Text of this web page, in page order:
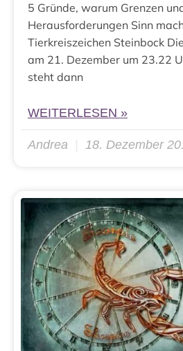
5 Gründe, warum Grenzen
Herausforderungen Sinn
Tierkreiszeichen Steinbock
am 21. Dezember um 23.22
steht dann
WEITERLESEN »
Andrea 18. Dezember